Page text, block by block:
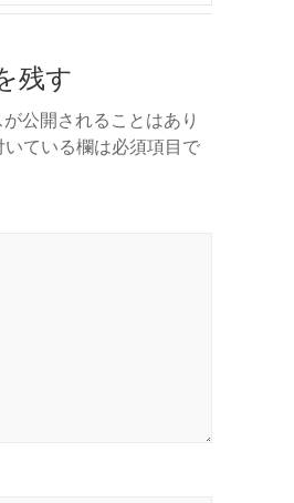
残す
公開されることはあり
いている欄は必須項目で